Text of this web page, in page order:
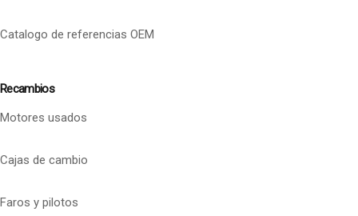
Catalogo de referencias OEM
Recambios
Motores usados
Cajas de cambio
Faros y pilotos